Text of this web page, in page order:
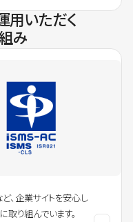
用いただく
み
、企業サイトを安心し
取り組んでいます。